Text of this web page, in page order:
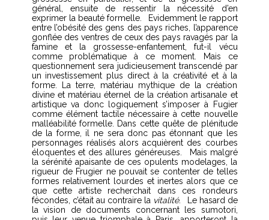
général, ensuite de ressentir la nécessité d’en
exprimer la beauté formelle.
Evidemment le rapport
entre l’obésité des gens des pays riches, l’apparence
gonflée des ventres de ceux des pays ravagés par la
famine et la grossesse-enfantement, fut-il vécu
comme problématique à ce moment. Mais ce
questionnement sera judicieusement transcendé par
un investissement plus direct à la créativité et à la
forme. La terre, matériau mythique de la création
divine et matériau éternel de la création artisanale et
artistique va donc logiquement s’imposer à Fugier
comme élément tactile nécessaire à cette nouvelle
malléabilité formelle. Dans cette quête de plénitude
de la forme, il ne sera donc pas étonnant que les
personnages réalisés alors acquièrent des courbes
éloquentes et des allures généreuses.
Mais malgré
la sérénité apaisante de ces opulents modelages, la
rigueur de Frugier ne pouvait se contenter de telles
formes relativement lourdes et inertes alors que ce
que cette artiste recherchait dans ces rondeurs
fécondes, c’était au contraire la vitalité.
Le hasard de
la vision de documents concernant les sumotori,